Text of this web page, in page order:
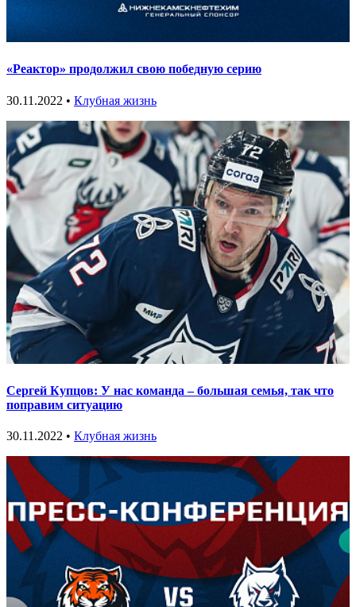
«Реактор» продолжил свою победную серию
30.11.2022 • Клубная жизнь
Сергей Купцов: У нас команда – большая семья, так что
поправим ситуацию
30.11.2022 • Клубная жизнь